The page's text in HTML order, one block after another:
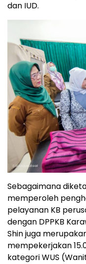
dan IUD.
Sebagaimana
memperoleh
pelayanan KB
dengan DPPKB
Shin juga
mempekerjakan
kategori WUS